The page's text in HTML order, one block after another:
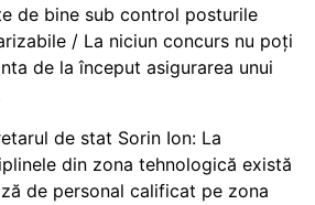
de bine sub control posturile
/ La niciun concurs nu poți
de la început asigurarea unui
de stat Sorin Ion: La
din zona tehnologică există
de personal calificat pe zona